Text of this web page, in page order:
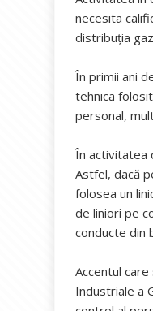
necesita
distribuţia
În primii ani
tehnica
personal,
În activitatea
Astfel, dacă
folosea un
de liniori pe
conducte din
Accentul
Industriale a